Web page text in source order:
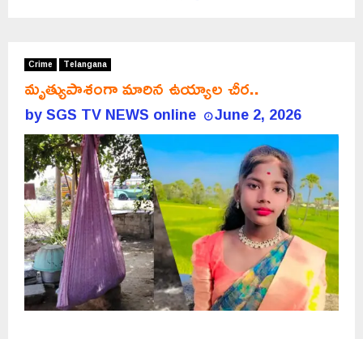
Crime Telangana
మృత్యుపాశంగా మారిన ఉయ్యాల చీర..
bySGS TV NEWS online June 2, 2026